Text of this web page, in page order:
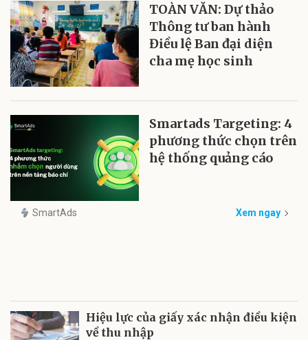
TOÀN VĂN: Dự thảo
Thông tư ban hành
Điều lệ Ban đại diện
cha mẹ học sinh
Smartads Targeting: 4
phương thức chọn trên
hệ thống quảng cáo
SmartAds Xem ngay
Hiệu lực của giấy xác nhận điều kiện
về thu nhập